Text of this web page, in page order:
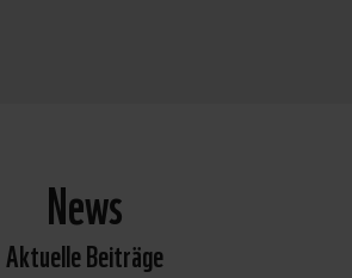
News
Aktuelle Beiträge